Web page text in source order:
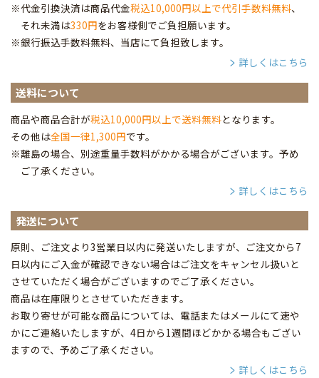
※代金引換決済は商品代金税込10,000円以上で代引手数料無料、
それ未満は330円をお客様側でご負担願います。
※銀行振込手数料無料、当店にて負担致します。
詳しくはこちら
送料について
商品や商品合計が税込10,000円以上で送料無料となります。
その他は全国一律1,300円です。
※離島の場合、別途重量手数料がかかる場合がございます。予め
ご了承ください。
詳しくはこちら
発送について
原則、ご注文より3営業日以内に発送いたしますが、ご注文から7
日以内にご入金が確認できない場合はご注文をキャンセル扱いと
させていただく場合がございますのでご了承ください。
商品は在庫限りとさせていただきます。
お取り寄せが可能な商品については、電話またはメールにて速や
かにご連絡いたしますが、4日から1週間ほどかかる場合もござい
ますので、予めご了承ください。
詳しくはこちら